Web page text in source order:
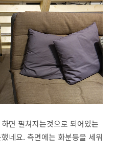
면 펼쳐지는것으로 되어있는
네요. 측면에는 화분등을 세워